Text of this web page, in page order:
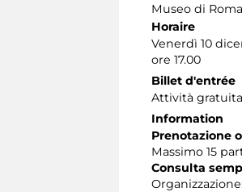
Museo di
Horaire
Venerdì 10
ore 17.00
Billet d'entrée
Attività
Information
Prenotazione
Massimo 15
Consulta